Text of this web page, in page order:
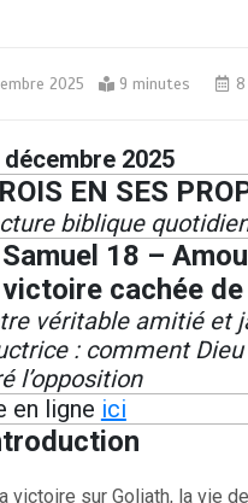
2025 9 minutes
décembre 2025
EN SES
biblique
18 –
cachée de
véritable amitié et
: comment
l’opposition
en ligne ici
victoire sur Goliath, la vie